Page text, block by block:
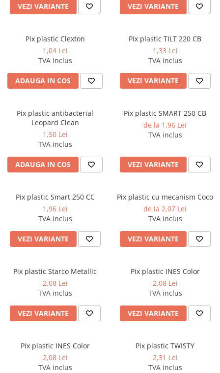
Plicuri
Tipizate autocopiative
Tipizate autocopiative
personalizate
Tipizate offset
Tipizate offset personalizate
Rezerva cub notes
Indigo si hartie carbon
Caiete pentru birou
Caiete A5
Caiete A4
Caiete si produse din hartie
Caiete si blocuri pentru desen
Hartie creponata
Hartie glacee
Ierbare scolare
pensule
Accesorii pictura
VEZI VARIANTE VEZI VARIANTE
Pix plastic Clexton
1,04 Lei
TVA inclus
ADAUGA IN COS
Pix plastic TILT 220 CB
1,33 Lei
TVA inclus
VEZI VARIANTE
Pix plastic antibacterial
Leopard Clean
1,50 Lei
TVA inclus
ADAUGA IN COS
Pix plastic SMART 250 CB
de la 1,96 Lei
TVA inclus
VEZI VARIANTE
Pix plastic Smart 250 CC
1,96 Lei
TVA inclus
VEZI VARIANTE
Pix plastic cu mecanism Coco
de la 2,07 Lei
TVA inclus
VEZI VARIANTE
Pix plastic Starco Metallic
2,08 Lei
TVA inclus
VEZI VARIANTE
Pix plastic INES Color
2,08 Lei
TVA inclus
VEZI VARIANTE
Pix plastic INES Color
2,08 Lei
TVA inclus
Pix plastic TWISTY
2,31 Lei
TVA inclus